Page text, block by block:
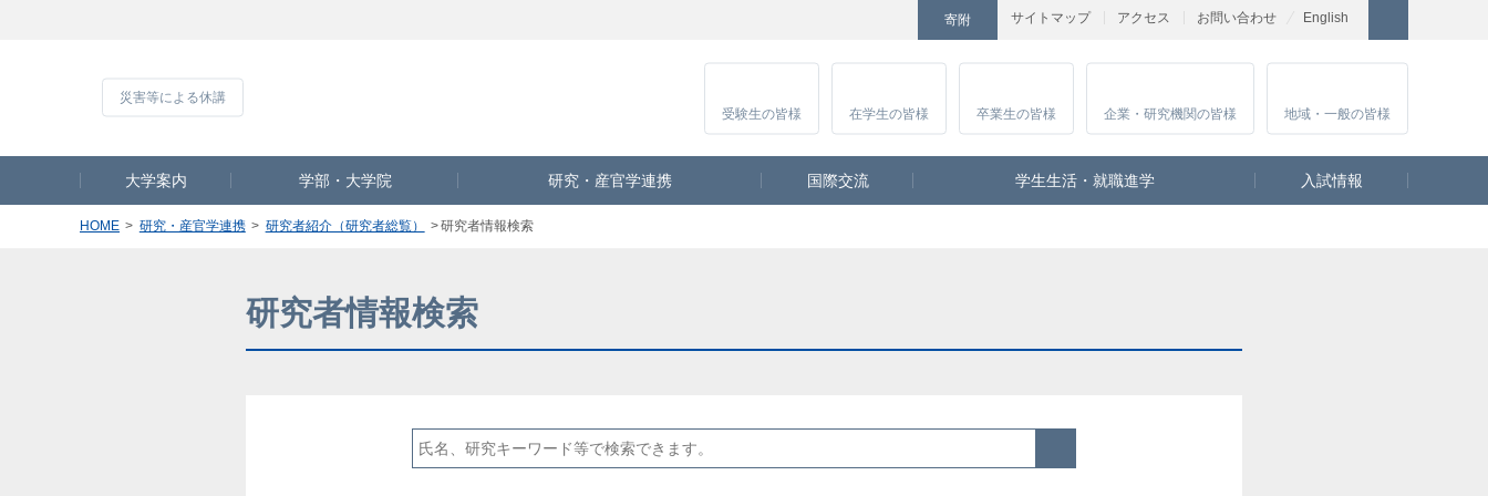
サイトマップ アクセス お問い合わせ
寄附 English
Instagram
受験生の皆様 在学生の皆様 卒業生の皆様 企業・研究機関の皆様 地域・一般の皆様
大学案内 学部・大学院 研究・産官学連携 国際交流 学生生活・就職進学 入試情報
HOME 研究・産官学連携 研究者紹介（研究者総覧） 研究者情報検索
研究者情報検索